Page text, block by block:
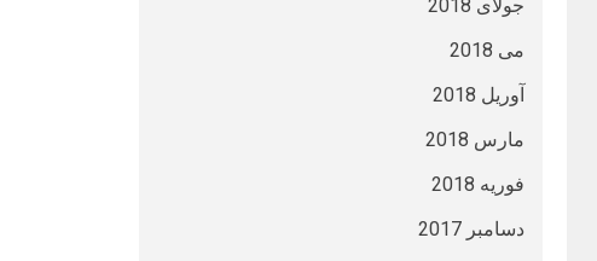
جولای 2018
می 2018
آوریل 2018
مارس 2018
فوریه 2018
دسامبر 2017